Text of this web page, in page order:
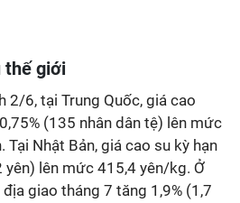
thế giới
2/6, tại Trung Quốc, giá cao
(135 nhân dân tệ) lên mức
Nhật Bản, giá cao su kỳ hạn
yên) lên mức 415,4 yên/kg. Ở
giao tháng 7 tăng 1,9% (1,7